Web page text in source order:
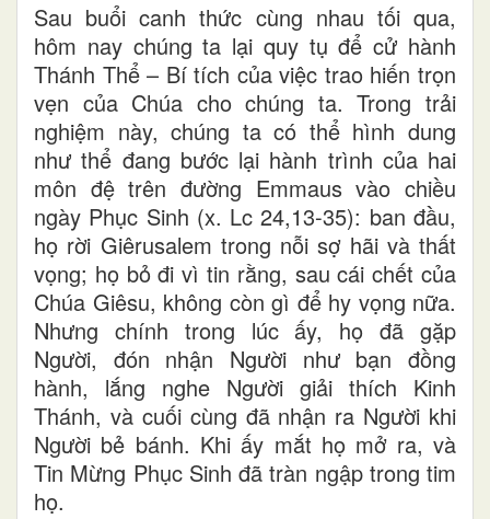
Sau buổi canh thức cùng nhau tối qua,
hôm nay chúng ta lại quy tụ để cử hành
Thánh Thể – Bí tích của việc trao hiến trọn
vẹn của Chúa cho chúng ta. Trong trải
nghiệm này, chúng ta có thể hình dung
như thể đang bước lại hành trình của hai
môn đệ trên đường Emmaus vào chiều
ngày Phục Sinh (x. Lc 24,13-35): ban đầu,
họ rời Giêrusalem trong nỗi sợ hãi và thất
vọng; họ bỏ đi vì tin rằng, sau cái chết của
Chúa Giêsu, không còn gì để hy vọng nữa.
Nhưng chính trong lúc ấy, họ đã gặp
Người, đón nhận Người như bạn đồng
hành, lắng nghe Người giải thích Kinh
Thánh, và cuối cùng đã nhận ra Người khi
Người bẻ bánh. Khi ấy mắt họ mở ra, và
Tin Mừng Phục Sinh đã tràn ngập trong tim
họ.